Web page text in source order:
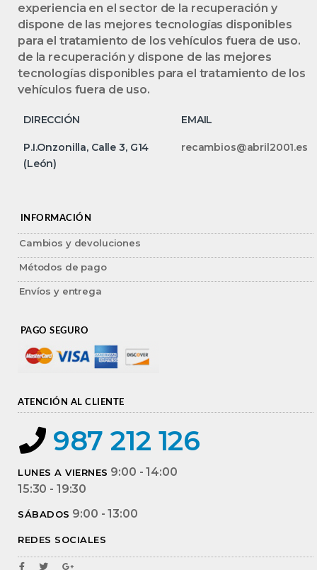
experiencia en el sector de la recuperación y
dispone de las mejores tecnologías disponibles
para el tratamiento de los vehículos fuera de uso.
de la recuperación y dispone de las mejores
tecnologías disponibles para el tratamiento de los
vehículos fuera de uso.
DIRECCIÓN EMAIL
P.I.Onzonilla, Calle 3, G14
(León)
recambios@abril2001.es
INFORMACIÓN
Cambios y devoluciones
Métodos de pago
Envíos y entrega
PAGO SEGURO
ATENCIÓN AL CLIENTE
987 212 126
LUNES A VIERNES 9:00 - 14:00
15:30 - 19:30
SÁBADOS 9:00 - 13:00
REDES SOCIALES